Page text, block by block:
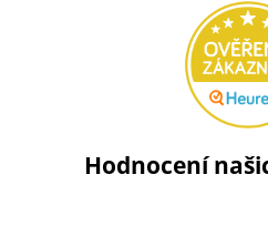
Hodnocení